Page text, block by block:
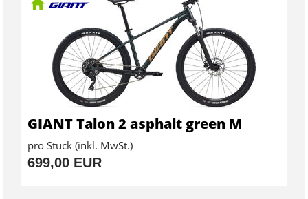
GIANT Talon 2 asphalt green M
pro Stück (inkl. MwSt.)
699,00 EUR